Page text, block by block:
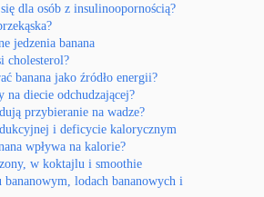
dla osób z insulinoopornością?
jedzenia banana
cholesterol?
banana jako źródło energii?
na diecie odchudzającej?
przybieranie na wadze?
i deficycie kalorycznym
wpływa na kalorie?
w koktajlu i smoothie
lodach bananowych i